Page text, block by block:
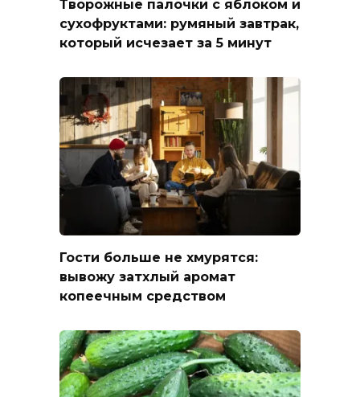
Творожные палочки с яблоком и
сухофруктами: румяный завтрак,
который исчезает за 5 минут
Гости больше не хмурятся:
вывожу затхлый аромат
копеечным средством